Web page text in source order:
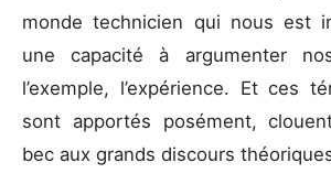
monde technicien qui nous est
une capacité à argumenter
l’exemple, l’expérience. Et ces
sont apportés posément,
bec aux grands discours